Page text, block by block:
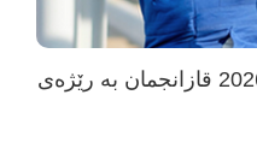
دانە گاز: لە نیوەی یەکەمی 2026 قازانجمان بە رێژەی